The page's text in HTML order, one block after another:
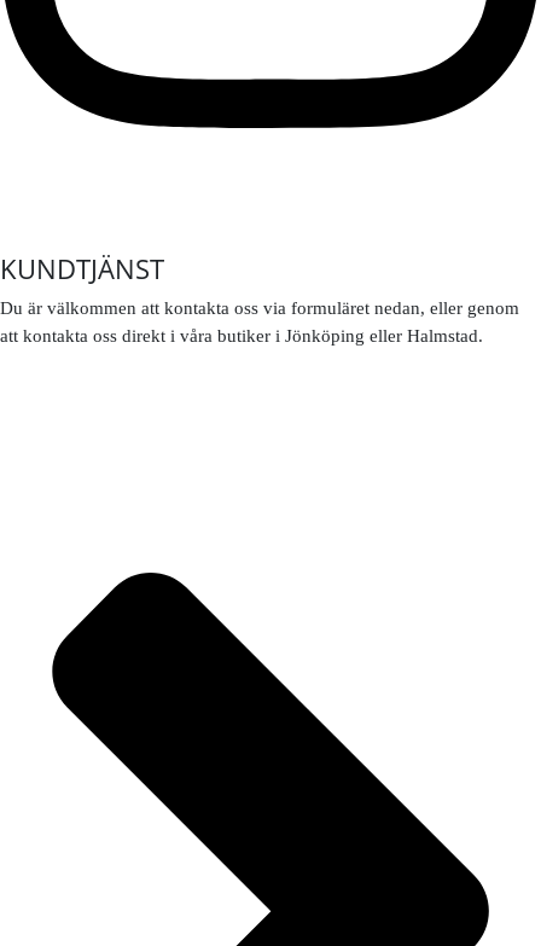
KUNDTJÄNST
Du är välkommen att kontakta oss via formuläret nedan, eller genom
att kontakta oss direkt i våra butiker i Jönköping eller Halmstad.